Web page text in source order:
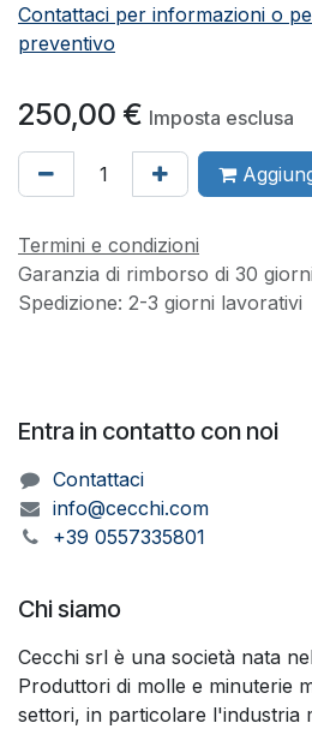
Contattaci per informazioni o
preventivo
250,00 € Imposta esclusa
Termini e condizioni
Garanzia di rimborso di 30 giorni
Spedizione: 2-3 giorni lavorativi
Entra in contatto con noi
Contattaci
info@cecchi.com
+39 0557335801
Chi siamo
Cecchi srl è una società nata
Produttori di molle e minuterie
settori, in particolare l'industria